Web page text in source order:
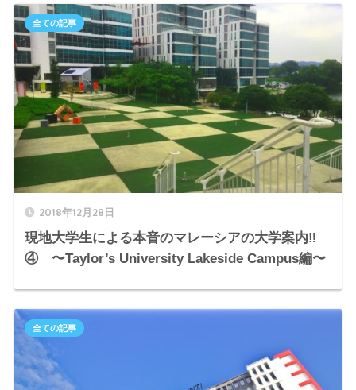
2018年12月28日
現地大学生による本音のマレーシアの大学案内‼︎
④ 〜Taylor’s University Lakeside Campus編〜
全ての記事
全ての記事